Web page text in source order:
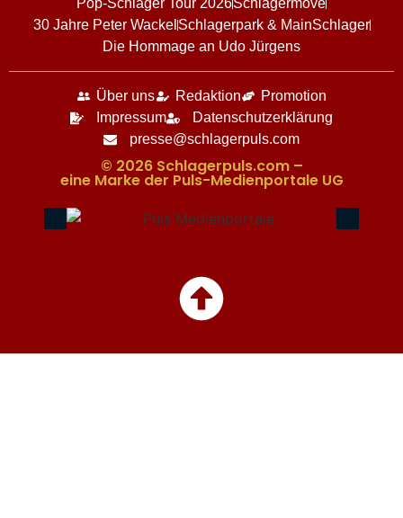
Pop-Schlager Tour 2026Schlagermove
30 Jahre Peter Wackel Schlagerpark & MainSchlager
Die Hommage an Udo Jürgens
Über uns Redaktion
Promotion
Impressum
Datenschutzerklärung
presse@schlagerpuls.com
© 2026 Schlagerpuls.com –
eine Marke der Puls-Medienportale UG​